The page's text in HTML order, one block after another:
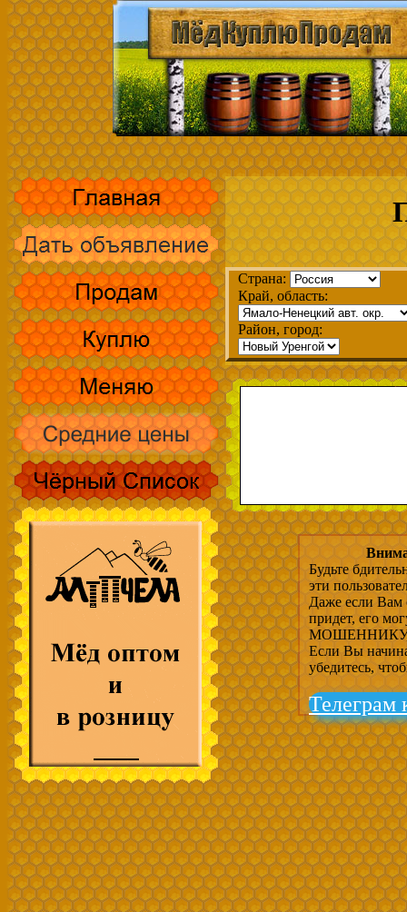
Страна:
Край, область:
Район, город:
Будьте
эти
Даже если Вам
придет, его
МОШЕННИКУ,
Если Вы
убедитесь,
Телеграм